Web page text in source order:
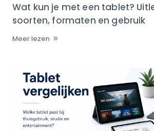
Wat kun je met een tablet?
soorten, formaten en gebruik
Meer lezen